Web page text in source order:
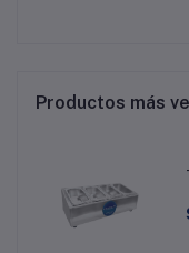
Productos más